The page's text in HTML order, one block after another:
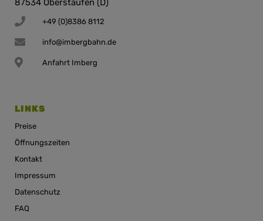
87534 Oberstaufen (D)
+49 (0)8386 8112
info@imbergbahn.de
Anfahrt Imberg
LINKS
Preise
Öffnungszeiten
Kontakt
Impressum
Datenschutz
FAQ